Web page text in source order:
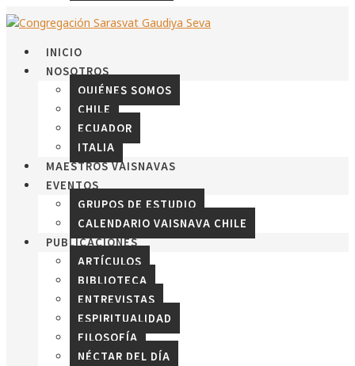
INICIO
NOSOTROS
QUIÉNES SOMOS
CHILE
ECUADOR
ITALIA
MAESTROS VAISNAVAS
EVENTOS
GRUPOS DE ESTUDIO
CALENDARIO VAISNAVA CHILE
PUBLICACIONES
ARTÍCULOS
BIBLIOTECA
ENTREVISTAS
ESPIRITUALIDAD
FILOSOFÍA
NÉCTAR DEL DÍA